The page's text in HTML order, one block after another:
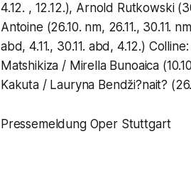
4.12. , 12.12.), Arnold Rutkowski
Antoine (26.10. nm, 26.11., 30.11.
abd, 4.11., 30.11. abd, 4.12.)
Matshikiza / Mirella Bunoaica
Kakuta / Lauryna Bendži?nait?
Pressemeldung Oper Stuttgart